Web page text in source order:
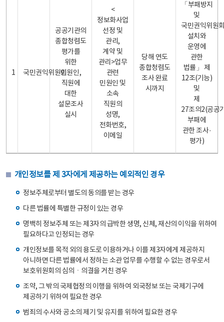
1 국민권익위원회
공공기관의
종합청렴도
평가를
위한
민원인,
직원에
대한
설문조사
실시
<
정보화사업
선정 및
관리,
계약 및
관리>업무
관련
민원인 및
소속
직원의
성명,
전화번호,
이메일
당해 연도
종합청렴도
조사 완료
시까지
「부패방지
및
국민권익위원
설치와
운영에
관한
법률」 제
12조(기능)
및
제
27조의2(공공
부패에
관한 조사·
평가)
개인정보를 제 3자에게 제공하는 예외적인 경우
정보주체로부터 별도의 동의를 받는 경우
다른 법률에 특별한 규정이 있는 경우
명백히 정보주체 또는 제3자의 급박한 생명, 신체, 재산의 이익을 위하여
필요하다고 인정되는 경우
개인정보를 목적 외의 용도로 이용하거나 이를 제3자에게 제공하지
아니하면 다른 법률에서 정하는 소관 업무를 수행할 수 없는 경우로서
보호위원회의 심의ㆍ의결을 거친 경우
조약, 그 밖의 국제협정의 이행을 위하여 외국정보 또는 국제기구에
제공하기 위하여 필요한 경우
범죄의 수사와 공소의 제기 및 유지를 위하여 필요한 경우